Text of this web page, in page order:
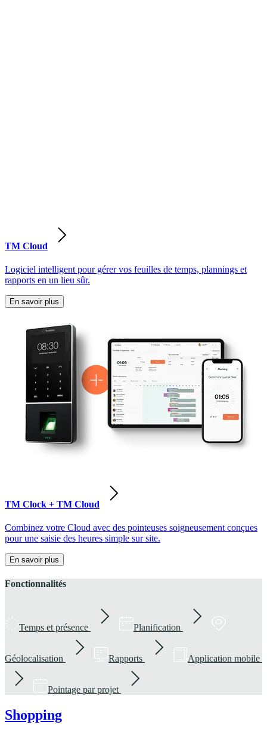
TM Cloud
Logiciel intelligent pour gérer vos feuilles de temps, plannings et
rapports en un lieu sûr.
En savoir plus
TM Clock + TM Cloud
Combinez votre Cloud avec des pointeuses soigneusement conçues
pour une saisie des heures simple sur site.
En savoir plus
Fonctionnalités
Temps et présence Planification
Géolocalisation Rapports Application mobile
Pointage par projet
Shopping